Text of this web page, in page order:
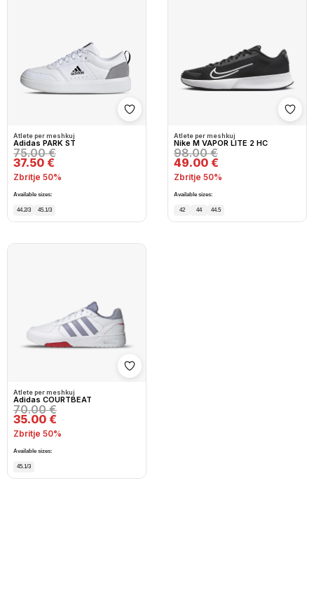
Shto në wishlist
Atlete per meshkuj
Adidas PARK ST
75.00 €
37.50 €
Zbritje 50%
Available sizes:
44.2/3 45.1/3
Atlete per meshkuj
Nike M VAPOR LITE 2 HC
98.00 €
49.00 €
Zbritje 50%
Available sizes:
42 44 44.5
Shto në wishlist
Atlete per meshkuj
Adidas COURTBEAT
70.00 €
35.00 €
Zbritje 50%
Available sizes:
45.1/3